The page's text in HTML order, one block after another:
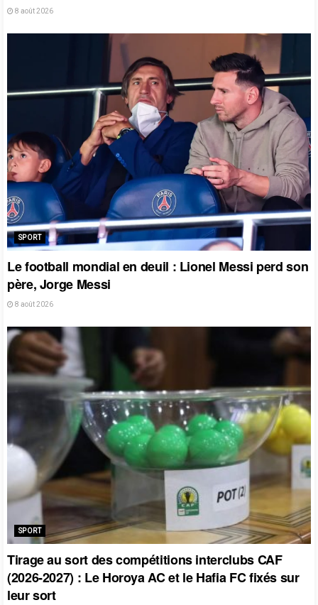
8 août 2026
SPORT
Le football mondial en deuil : Lionel Messi perd son
père, Jorge Messi
8 août 2026
SPORT
Tirage au sort des compétitions interclubs CAF
(2026-2027) : Le Horoya AC et le Hafia FC fixés sur
leur sort